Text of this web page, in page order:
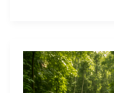
Guaraná:
El
Arbusto